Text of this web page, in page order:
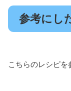
参考にし
こちらのレシピを